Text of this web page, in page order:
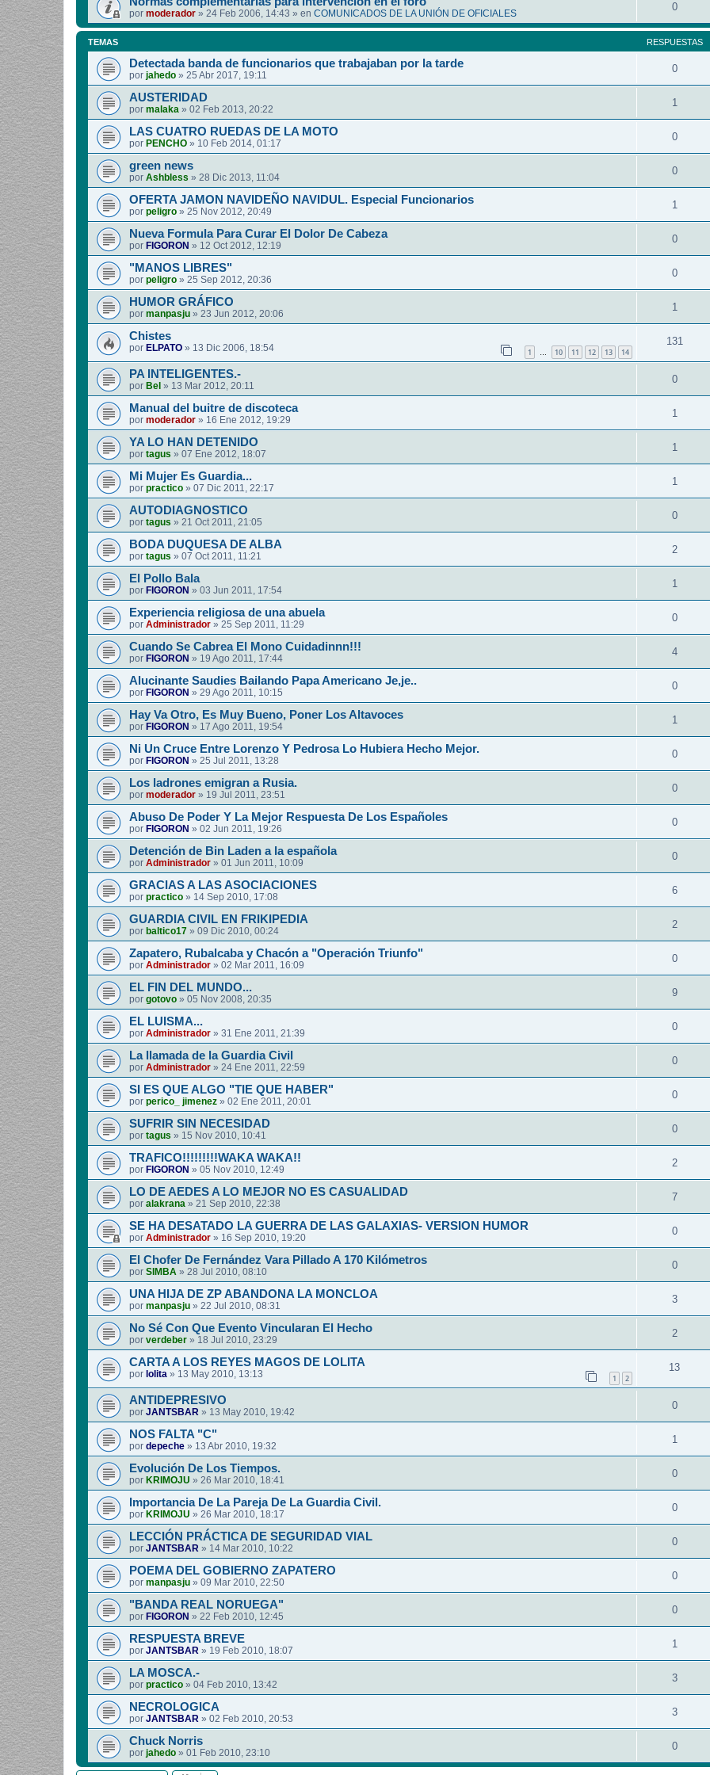
por moderador » 24 Feb 2006, 14:43 » en COMUNICADOS DE LA UNIÓN DE OFICIALES
0
TEMAS RESPUESTAS
Detectada banda de funcionarios que trabajaban por la tarde
por jahedo » 25 Abr 2017, 19:11
0
AUSTERIDAD
por malaka » 02 Feb 2013, 20:22
1
LAS CUATRO RUEDAS DE LA MOTO
por PENCHO » 10 Feb 2014, 01:17
0
green news
por Ashbless » 28 Dic 2013, 11:04
0
OFERTA JAMON NAVIDEÑO NAVIDUL. Especial Funcionarios
por peligro » 25 Nov 2012, 20:49
1
Nueva Formula Para Curar El Dolor De Cabeza
por FIGORON » 12 Oct 2012, 12:19
0
"MANOS LIBRES"
por peligro » 25 Sep 2012, 20:36
0
HUMOR GRÁFICO
por manpasju » 23 Jun 2012, 20:06
1
Chistes
por ELPATO » 13 Dic 2006, 18:54 1 10 11 12 13 14
131
PA INTELIGENTES.-
por Bel » 13 Mar 2012, 20:11
0
Manual del buitre de discoteca
por moderador » 16 Ene 2012, 19:29
1
YA LO HAN DETENIDO
por tagus » 07 Ene 2012, 18:07
1
Mi Mujer Es Guardia...
por practico » 07 Dic 2011, 22:17
1
AUTODIAGNOSTICO
por tagus » 21 Oct 2011, 21:05
0
BODA DUQUESA DE ALBA
por tagus » 07 Oct 2011, 11:21
2
El Pollo Bala
por FIGORON » 03 Jun 2011, 17:54
1
Experiencia religiosa de una abuela
por Administrador » 25 Sep 2011, 11:29
0
Cuando Se Cabrea El Mono Cuidadinnn!!!
por FIGORON » 19 Ago 2011, 17:44
4
Alucinante Saudies Bailando Papa Americano Je,je..
por FIGORON » 29 Ago 2011, 10:15
0
Hay Va Otro, Es Muy Bueno, Poner Los Altavoces
por FIGORON » 17 Ago 2011, 19:54
1
Ni Un Cruce Entre Lorenzo Y Pedrosa Lo Hubiera Hecho Mejor.
por FIGORON » 25 Jul 2011, 13:28
0
Los ladrones emigran a Rusia.
por moderador » 19 Jul 2011, 23:51
0
Abuso De Poder Y La Mejor Respuesta De Los Españoles
por FIGORON » 02 Jun 2011, 19:26
0
Detención de Bin Laden a la española
por Administrador » 01 Jun 2011, 10:09
0
GRACIAS A LAS ASOCIACIONES
por practico » 14 Sep 2010, 17:08
6
GUARDIA CIVIL EN FRIKIPEDIA
por baltico17 » 09 Dic 2010, 00:24
2
Zapatero, Rubalcaba y Chacón a "Operación Triunfo"
por Administrador » 02 Mar 2011, 16:09
0
EL FIN DEL MUNDO...
por gotovo » 05 Nov 2008, 20:35
9
EL LUISMA...
por Administrador » 31 Ene 2011, 21:39
0
La llamada de la Guardia Civil
por Administrador » 24 Ene 2011, 22:59
0
SI ES QUE ALGO "TIE QUE HABER"
por perico_ jimenez » 02 Ene 2011, 20:01
0
SUFRIR SIN NECESIDAD
por tagus » 15 Nov 2010, 10:41
0
TRAFICO!!!!!!!!!WAKA WAKA!!
por FIGORON » 05 Nov 2010, 12:49
2
LO DE AEDES A LO MEJOR NO ES CASUALIDAD
por alakrana » 21 Sep 2010, 22:38
7
SE HA DESATADO LA GUERRA DE LAS GALAXIAS- VERSION HUMOR
por Administrador » 16 Sep 2010, 19:20
0
El Chofer De Fernández Vara Pillado A 170 Kilómetros
por SIMBA » 28 Jul 2010, 08:10
0
UNA HIJA DE ZP ABANDONA LA MONCLOA
por manpasju » 22 Jul 2010, 08:31
3
No Sé Con Que Evento Vincularan El Hecho
por verdeber » 18 Jul 2010, 23:29
2
CARTA A LOS REYES MAGOS DE LOLITA
por lolita » 13 May 2010, 13:13 1 2
13
ANTIDEPRESIVO
por JANTSBAR » 13 May 2010, 19:42
0
NOS FALTA "C"
por depeche » 13 Abr 2010, 19:32
1
Evolución De Los Tiempos.
por KRIMOJU » 26 Mar 2010, 18:41
0
Importancia De La Pareja De La Guardia Civil.
por KRIMOJU » 26 Mar 2010, 18:17
0
LECCIÓN PRÁCTICA DE SEGURIDAD VIAL
por JANTSBAR » 14 Mar 2010, 10:22
0
POEMA DEL GOBIERNO ZAPATERO
por manpasju » 09 Mar 2010, 22:50
0
"BANDA REAL NORUEGA"
por FIGORON » 22 Feb 2010, 12:45
0
RESPUESTA BREVE
por JANTSBAR » 19 Feb 2010, 18:07
1
LA MOSCA.-
por practico » 04 Feb 2010, 13:42
3
NECROLOGICA
por JANTSBAR » 02 Feb 2010, 20:53
3
Chuck Norris
por jahedo » 01 Feb 2010, 23:10
0